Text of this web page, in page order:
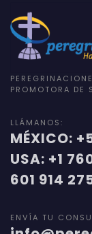
PROMOTORA DE
LLÁMANOS:
MÉXICO:
USA: +1
601 914
ENVÍA TU